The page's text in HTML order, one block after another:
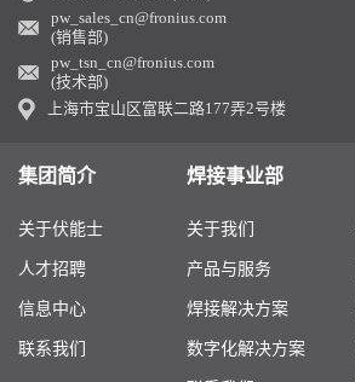
pw_sales_cn@fronius.com
(销售部)
pw_tsn_cn@fronius.com
(技术部)
上海市宝山区富联二路177弄2号楼
集团简介
关于伏能士
人才招聘
信息中心
联系我们
焊接事业部
关于我们
产品与服务
焊接解决方案
数字化解决方案